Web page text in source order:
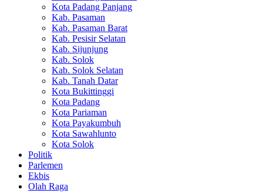
Kota Padang Panjang
Kab. Pasaman
Kab. Pasaman Barat
Kab. Pesisir Selatan
Kab. Sijunjung
Kab. Solok
Kab. Solok Selatan
Kab. Tanah Datar
Kota Bukittinggi
Kota Padang
Kota Pariaman
Kota Payakumbuh
Kota Sawahlunto
Kota Solok
Politik
Parlemen
Ekbis
Olah Raga